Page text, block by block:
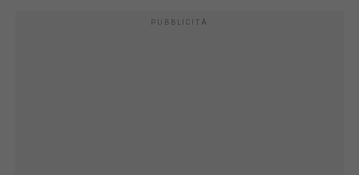
PUBBLICITÀ